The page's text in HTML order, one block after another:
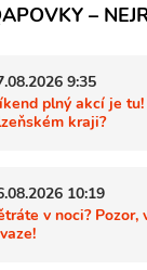
–
9:35
plný akcí je
kraji?
10:19
v noci?